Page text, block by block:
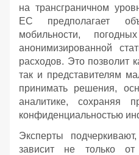
на трансграничном
ЕС предполагает
мобильности,
анонимизированной
расходов. Это позволит
так и представителям
принимать решения,
аналитике, сохраняя
конфиденциальностью
Эксперты
зависит не только